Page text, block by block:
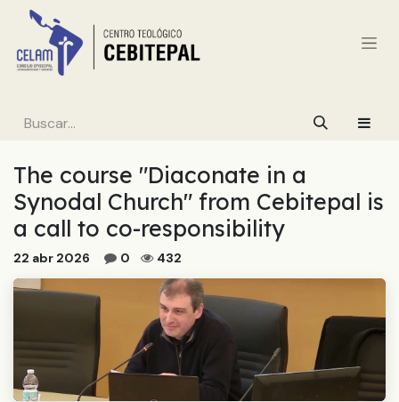
Ir al contenido
The course "Diaconate in a
Synodal Church" from Cebitepal is
a call to co-responsibility
22 abr 2026 0 432